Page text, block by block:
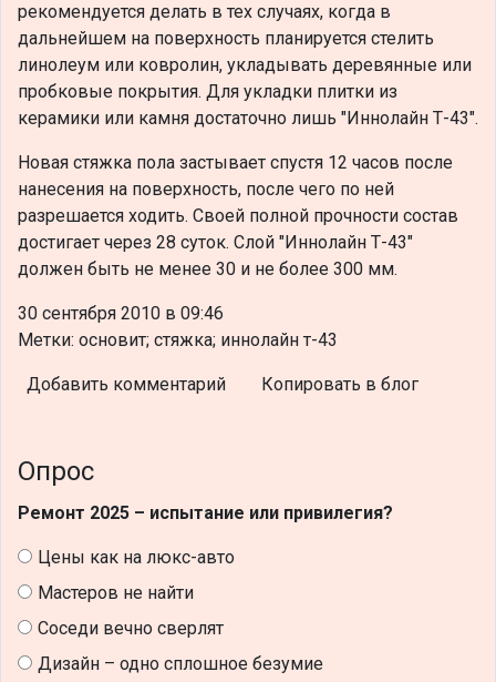
рекомендуется делать в тех случаях, когда в
дальнейшем на поверхность планируется стелить
линолеум или ковролин, укладывать деревянные или
пробковые покрытия. Для укладки плитки из
керамики или камня достаточно лишь "Иннолайн Т-43".
Новая стяжка пола застывает спустя 12 часов после
нанесения на поверхность, после чего по ней
разрешается ходить. Своей полной прочности состав
достигает через 28 суток. Слой "Иннолайн Т-43"
должен быть не менее 30 и не более 300 мм.
30 сентября 2010 в 09:46
Метки: основит; стяжка; иннолайн т-43
Добавить комментарий Копировать в блог
Опрос
Ремонт 2025 – испытание или привилегия?
Цены как на люкс-авто
Мастеров не найти
Соседи вечно сверлят
Дизайн – одно сплошное безумие